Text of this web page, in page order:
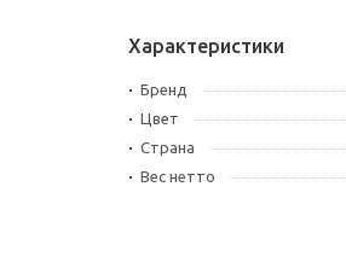
Характеристики
Бренд
Цвет
Страна
Вес нетто